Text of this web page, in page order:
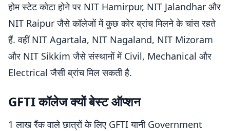
होम स्टेट कोटा होने पर NIT Hamirpur, NIT Jalandhar और
NIT Raipur जैसे कॉलेजों में कुछ कोर ब्रांच मिलने के चांस रहते
हैं. वहीं NIT Agartala, NIT Nagaland, NIT Mizoram
और NIT Sikkim जैसे संस्थानों में Civil, Mechanical और
Electrical जैसी ब्रांच मिल सकती है.
GFTI कॉलेज क्यों बेस्ट ऑप्शन
1 लाख रैंक वाले छात्रों के लिए GFTI यानी Government